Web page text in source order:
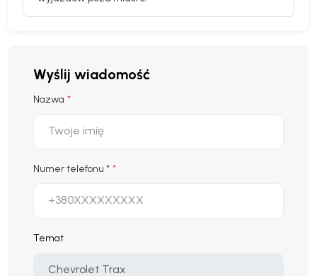
Wyślij wiadomość
Nazwa
Numer telefonu *
Temat